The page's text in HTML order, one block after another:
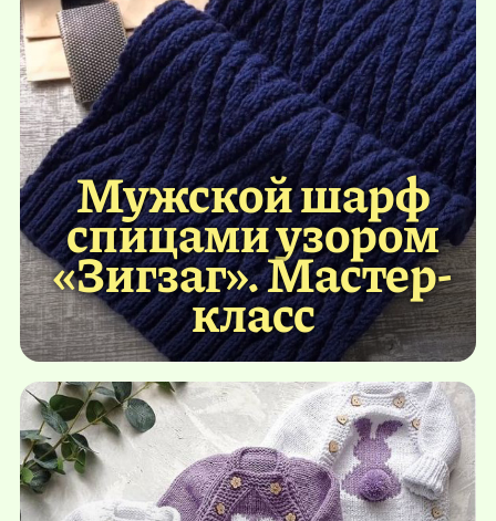
Мужской шарф
спицами узором
«Зигзаг». Мастер-
класс